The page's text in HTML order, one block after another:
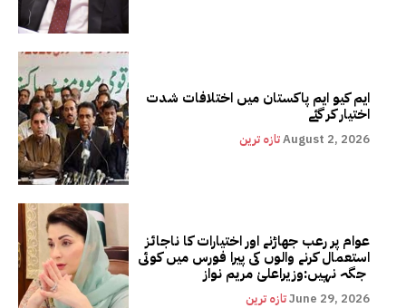
ایم کیو ایم پاکستان میں اختلافات شدت
اختیار کر گئے
تازہ ترینAugust 2, 2026
عوام پر رعب جھاڑنے اور اختیارات کا ناجائز
استعمال کرنے والوں کی پیرا فورس میں کوئی
تازہ ترینJune 29, 2026